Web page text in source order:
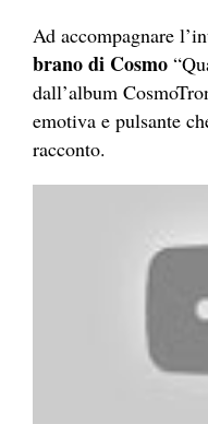
Ad accompagnare
brano di Cosmo
dall’album
emotiva e pulsante
racconto.